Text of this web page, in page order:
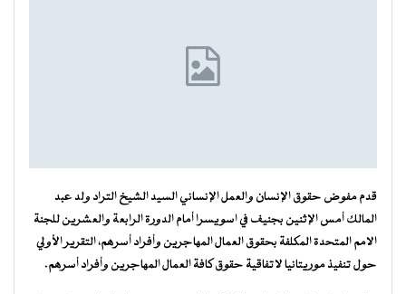
قدم مفوض حقوق الإنسان والعمل الإنساني السيد الشيخ التراد ولد عبد
المالك أمس الإثنين بجنيف في اسويسرا أمام الدورة الرابعة والعشرين للجنة
الامم المتحدة المكلفة بحقوق العمال المهاجرين وأفراد أسرهم، التقرير الأولي
حول تنفيذ موريتانيا لاتفاقية حقوق كافة العمال المهاجرين وأفراد أسرهم.